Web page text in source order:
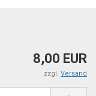
8,00 EUR
zzgl. Versand